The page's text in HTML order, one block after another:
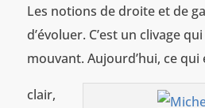
Les notions de droite et de
d’évoluer. C’est un clivage
mouvant. Aujourd’hui, ce qui
clair,